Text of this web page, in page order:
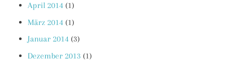
April 2014 (1)
März 2014 (1)
Januar 2014 (3)
Dezember 2013 (1)